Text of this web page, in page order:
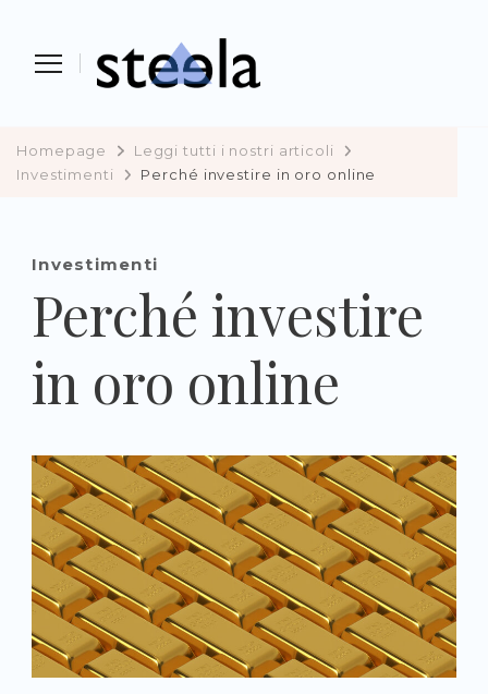
Homepage
Leggi tutti i nostri articoli
Investimenti
Perché investire in oro online
Investimenti
Perché investire
in oro online